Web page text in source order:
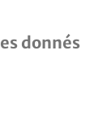
donnés